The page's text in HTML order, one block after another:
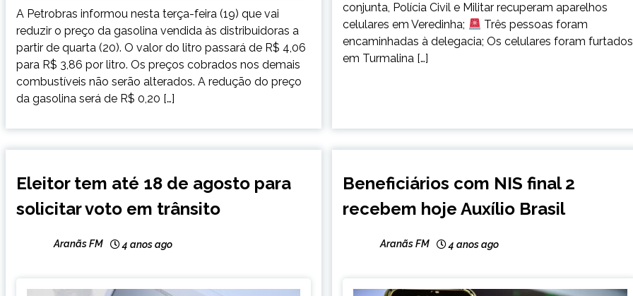
A Petrobras informou nesta terça-feira (19) que vai
reduzir o preço da gasolina vendida às distribuidoras a
partir de quarta (20). O valor do litro passará de R$ 4,06
para R$ 3,86 por litro. Os preços cobrados nos demais
combustíveis não serão alterados. A redução do preço
da gasolina será de R$ 0,20 […]
conjunta, Polícia Civil e Militar recuperam aparelhos
celulares em Veredinha;
Três pessoas foram
encaminhadas à delegacia; Os celulares foram furtados
em Turmalina […]
CAPELINHA
MINAS
NOTÍCIAS
Eleitor tem até 18 de agosto para
solicitar voto em trânsito
Aranãs FM 4 anos ago
CAPELINHA
NOTÍCIAS
Beneficiários com NIS final 2
recebem hoje Auxílio Brasil
Aranãs FM 4 anos ago